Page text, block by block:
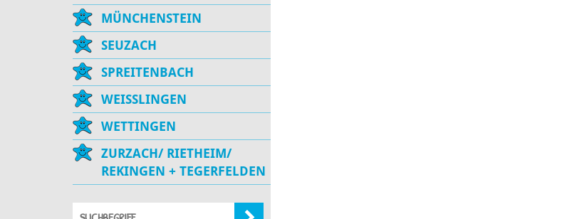
MÜNCHENSTEIN
SEUZACH
SPREITENBACH
WEISSLINGEN
WETTINGEN
ZURZACH/ RIETHEIM/
REKINGEN + TEGERFELDEN